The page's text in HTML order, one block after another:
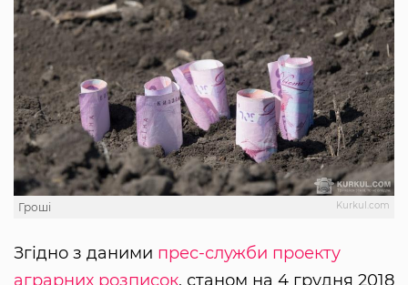
Kurkul.com
Гроші
Згідно з даними прес-служби проекту
аграрних розписок, станом на 4 грудня 2018